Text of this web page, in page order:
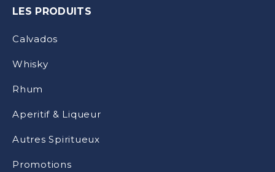
LES PRODUITS
Calvados
Whisky
Rhum
Aperitif & Liqueur
Autres Spiritueux
Promotions